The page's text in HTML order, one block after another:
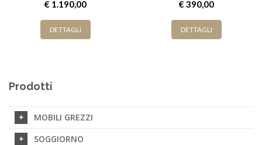
€ 1.190,00
DETTAGLI
€ 390,00
DETTAGLI
Prodotti
MOBILI GREZZI
SOGGIORNO